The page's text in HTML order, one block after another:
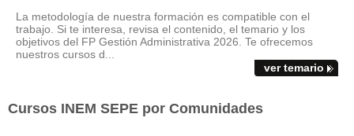
La metodología de nuestra formación es compatible con el
trabajo. Si te interesa, revisa el contenido, el temario y los
objetivos del FP Gestión Administrativa 2026. Te ofrecemos
nuestros cursos d...
ver temario
Cursos INEM SEPE por Comunidades